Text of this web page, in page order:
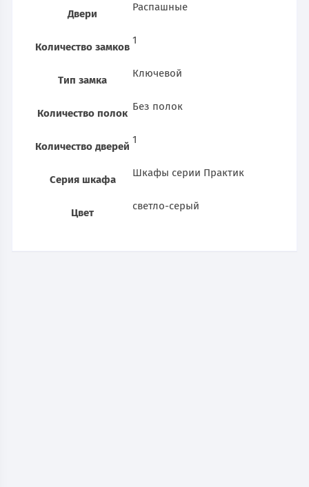
Двери
Распашные
Количество замков
1
Тип замка
Ключевой
Количество полок
Без полок
Количество дверей
1
Серия шкафа
Шкафы серии Практик
Цвет
светло-серый